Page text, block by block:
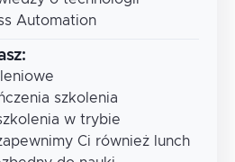
Automation
szkolenia
w trybie
Ci również lunch